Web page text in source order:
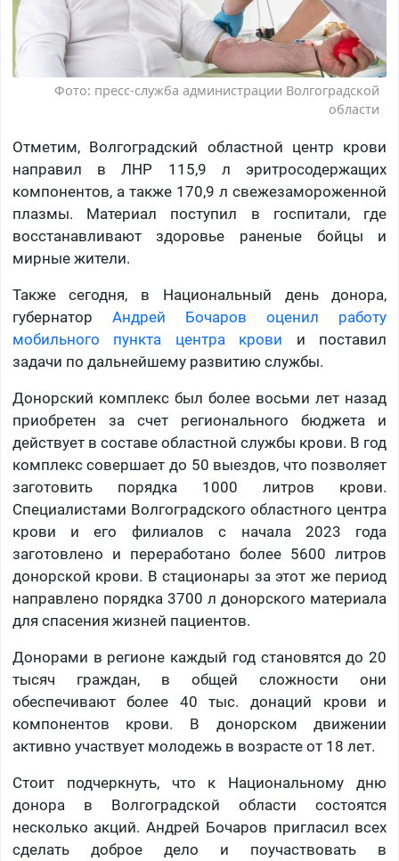
Фото: пресс-служба администрации Волгоградской
области
Отметим, Волгоградский областной центр крови
направил в ЛНР 115,9 л эритросодержащих
компонентов, а также 170,9 л свежезамороженной
плазмы. Материал поступил в госпитали, где
восстанавливают здоровье раненые бойцы и
мирные жители.
Также сегодня, в Национальный день донора,
губернатор Андрей Бочаров оценил работу
мобильного пункта центра крови и поставил
задачи по дальнейшему развитию службы.
Донорский комплекс был более восьми лет назад
приобретен за счет регионального бюджета и
действует в составе областной службы крови. В год
комплекс совершает до 50 выездов, что позволяет
заготовить порядка 1000 литров крови.
Специалистами Волгоградского областного центра
крови и его филиалов с начала 2023 года
заготовлено и переработано более 5600 литров
донорской крови. В стационары за этот же период
направлено порядка 3700 л донорского материала
для спасения жизней пациентов.
Донорами в регионе каждый год становятся до 20
тысяч граждан, в общей сложности они
обеспечивают более 40 тыс. донаций крови и
компонентов крови. В донорском движении
активно участвует молодежь в возрасте от 18 лет.
Стоит подчеркнуть, что к Национальному дню
донора в Волгоградской области состоятся
несколько акций. Андрей Бочаров пригласил всех
сделать доброе дело и поучаствовать в